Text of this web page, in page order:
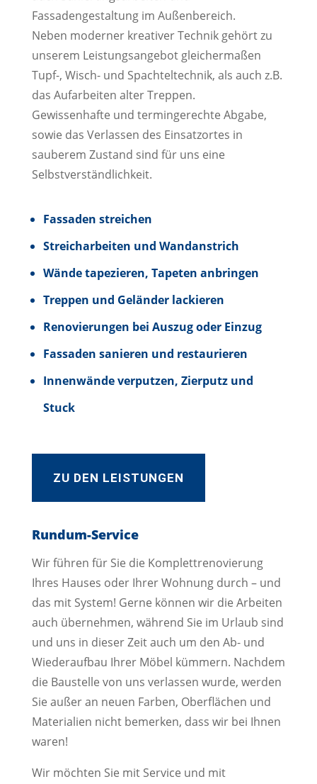
Fassadengestaltung im Außenbereich.
Neben moderner kreativer Technik gehört zu
unserem Leistungsangebot gleichermaßen
Tupf-, Wisch- und Spachteltechnik, als auch z.B.
das Aufarbeiten alter Treppen.
Gewissenhafte und termingerechte Abgabe,
sowie das Verlassen des Einsatzortes in
sauberem Zustand sind für uns eine
Selbstverständlichkeit.
Fassaden streichen
Streicharbeiten und Wandanstrich
Wände tapezieren, Tapeten anbringen
Treppen und Geländer lackieren
Renovierungen bei Auszug oder Einzug
Fassaden sanieren und restaurieren
Innenwände verputzen, Zierputz und
Stuck
ZU DEN LEISTUNGEN
Rundum-Service
Wir führen für Sie die Komplettrenovierung
Ihres Hauses oder Ihrer Wohnung durch – und
das mit System! Gerne können wir die Arbeiten
auch übernehmen, während Sie im Urlaub sind
und uns in dieser Zeit auch um den Ab- und
Wiederaufbau Ihrer Möbel kümmern. Nachdem
die Baustelle von uns verlassen wurde, werden
Sie außer an neuen Farben, Oberflächen und
Materialien nicht bemerken, dass wir bei Ihnen
waren!
Wir möchten Sie mit Service und mit